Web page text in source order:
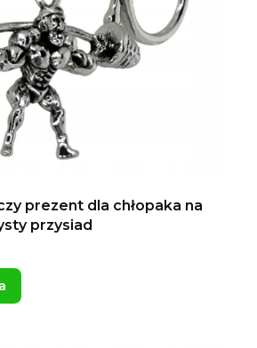
prezent dla chłopaka na
przysiad